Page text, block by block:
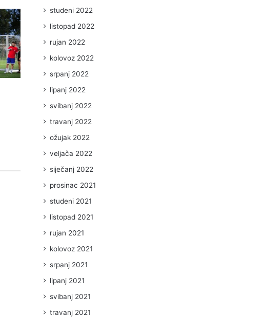
studeni 2022
listopad 2022
rujan 2022
kolovoz 2022
srpanj 2022
lipanj 2022
svibanj 2022
travanj 2022
ožujak 2022
veljača 2022
siječanj 2022
prosinac 2021
studeni 2021
listopad 2021
rujan 2021
kolovoz 2021
srpanj 2021
lipanj 2021
svibanj 2021
travanj 2021